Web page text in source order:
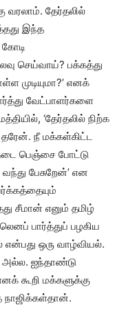
வரலாம். தேர்தலில்
இந்த
செய்வாய்? பக்கத்து
முடியுமா?’ எனக்
வேட்பாளர்களை
‘தேர்தலில் நிற்க
தரேன். நீ மக்கள்கிட்ட
பெஞ்சை போட்டு
பேசுறேன்’ என
சீமான் எனும் தமிழ்
பார்த்துப் பழகிய
என்பது ஒரு வாழ்வியல்.
அல்ல. ஐந்தாண்டு
கூறி மக்களுக்கு
நாஜிக்கள்தான்.